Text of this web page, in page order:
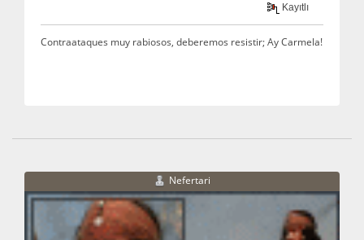
Kayıtlı
Contraataques muy rabiosos, deberemos resistir; Ay Carmela!
Nefertari